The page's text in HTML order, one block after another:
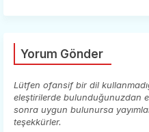
Yorum Gönder
Lütfen ofansif bir dil
eleştirilerde bulunduğunuzdan
sonra uygun bulunursa
teşekkürler.